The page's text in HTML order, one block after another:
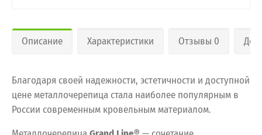
Описание Характеристики Отзывы 0
Благодаря своей надежности, эстетичности и доступной
цене металлочерепица стала наиболее популярным в
России современным кровельным материалом.